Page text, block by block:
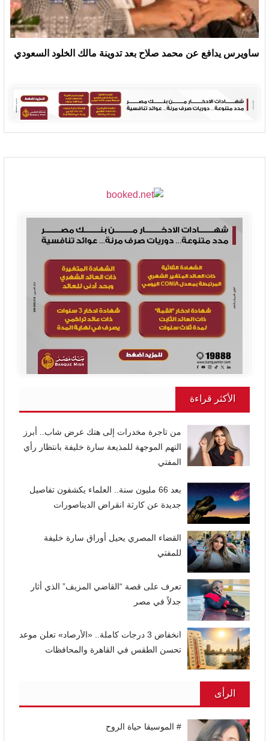
ساويرس يدافع عن محمد صلاح بعد تدوينة مالك الخلود السعودي
الأكثر قراءة
من تاجرة مخدرات إلى هتك عرض شاب.. أبرز
التهم الموجهة للمذيعة سارة خليفة بانتظار رأي
المفتي
بعد 66 مليون سنة.. العلماء يكشفون تفاصيل
جديدة عن كارثة انقراض الديناصورات
القضاء المصري يحيل أوراق سارة خليفة
للمفتي
تعرف على قصة “القاضي المزيف” الذي أثار
جدلاً في مصر
انخفاض 3 درجات كاملة.. «الأرصاد» تعلن موعد
تحسن الطقس في القاهرة والمحافظات
الرأى
# الموسيقا حياة الروح